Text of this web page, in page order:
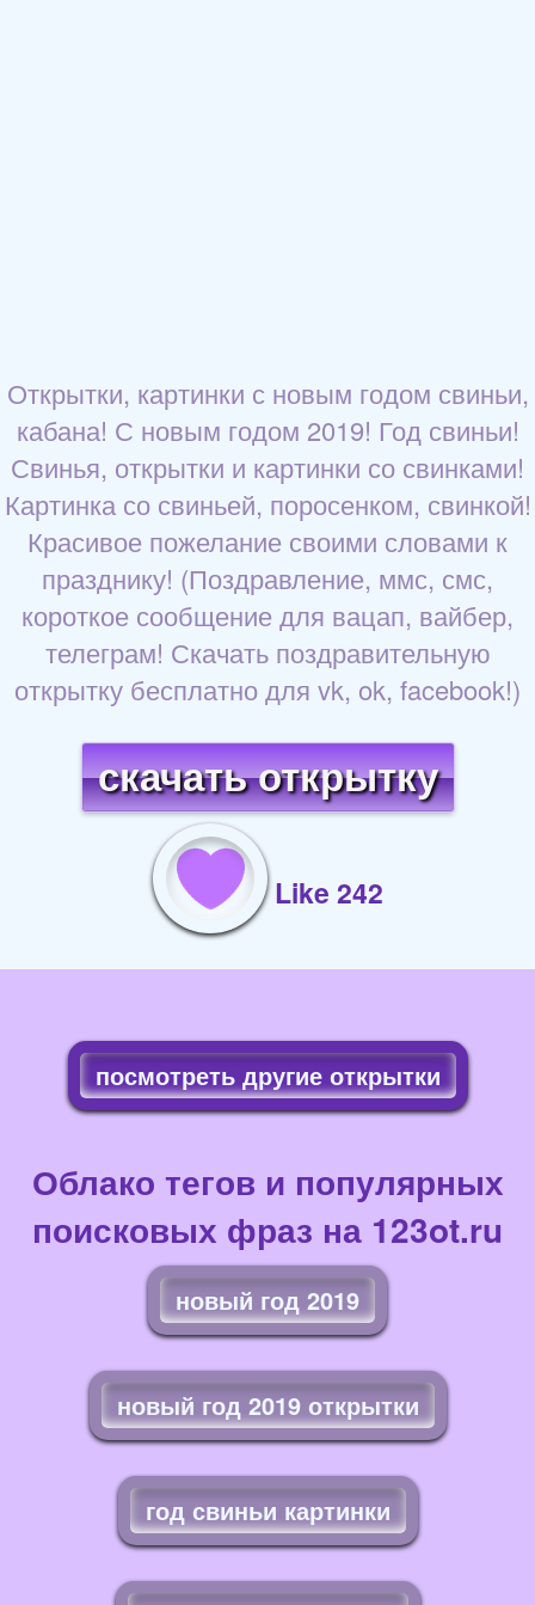
Открытки, картинки с новым годом свиньи,
кабана! С новым годом 2019! Год свиньи!
Свинья, открытки и картинки со свинками!
Картинка со свиньей, поросенком, свинкой!
Красивое пожелание своими словами к
празднику! (Поздравление, ммс, смс,
короткое сообщение для вацап, вайбер,
телеграм! Скачать поздравительную
открытку бесплатно для vk, ok, facebook!)
скачать открытку
Like 242
посмотреть другие открытки
Облако тегов и популярных
поисковых фраз на 123ot.ru
новый год 2019
новый год 2019 открытки
год свиньи картинки